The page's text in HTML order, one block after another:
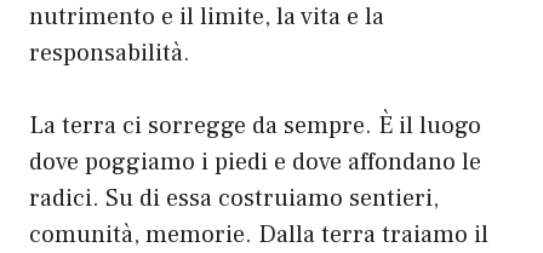
nutrimento e il limite, la vita e la
responsabilità.
La terra ci sorregge da sempre. È il luogo
dove poggiamo i piedi e dove affondano le
radici. Su di essa costruiamo sentieri,
comunità, memorie. Dalla terra traiamo il